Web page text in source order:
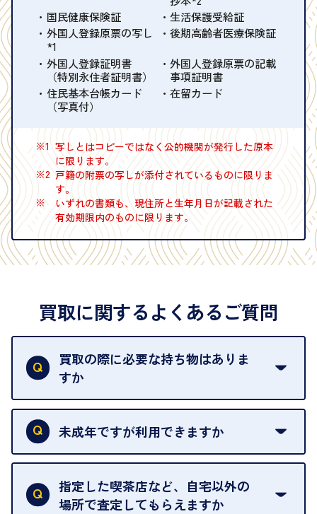
国民健康保険証
生活保護受給証
外国人登録原票の写し
*1
後期高齢者医療保険証
外国人登録証明書
（特別永住者証明書）
外国人登録原票の記載
事項証明書
住民基本台帳カード
（写真付）
在留カード
※1 写しとはコピーではなく公的機関が発行した原本
に限ります。
※2 戸籍の附票の写しが添付されているものに限りま
す。
※
いずれの書類も、現住所と生年月日が記載された
有効期限内のものに限ります。
買取に関するよくあるご質問
買取の際に必要な持ち物はありま
すか
本人確認書類をご用意ください。ご利用になれる書
類はこちらをご確認ください。
未成年ですが利用できますか
18歳未満の方は、保護者の同意があってもご利用い
ただけません。
指定した喫茶店など、自宅以外の
場所で査定してもらえますか